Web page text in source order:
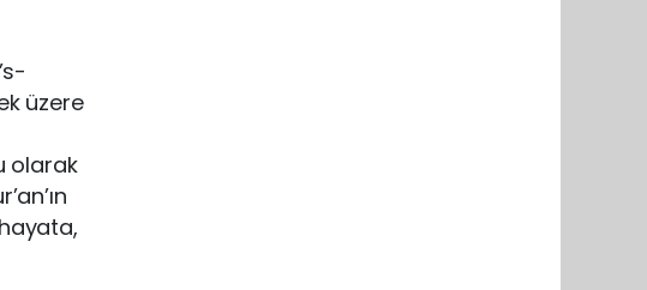
üzere
olarak